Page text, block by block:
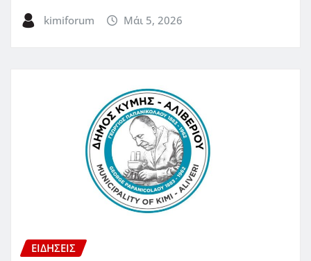
kimiforum Μάι 5, 2026
ΕΙΔΗΣΕΙΣ